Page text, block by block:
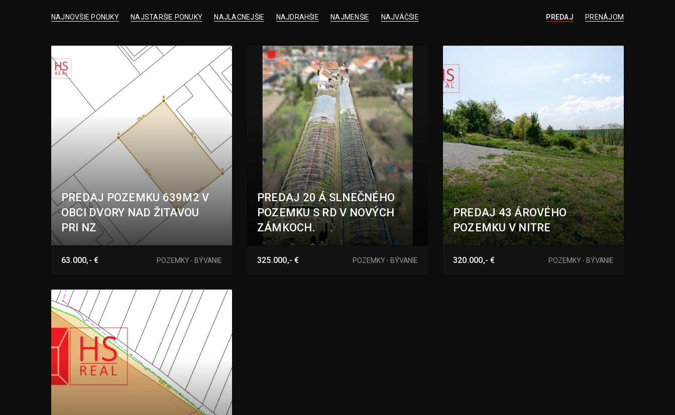
NAJNOVŠIE PONUKY NAJSTARŠIE PONUKY NAJLACNEJŠIE NAJDRAHŠIE NAJMENŠIE NAJVÄČŠIE PREDAJ PRENÁJOM
PREDAJ POZEMKU 639M2 V
OBCI DVORY NAD ŽITAVOU
PRI NZ
Dvory nad Žitavou
POZEMKY - BÝVANIE
63.000,- €
PREDAJ 20 Á SLNEČNÉHO
POZEMKU S RD V NOVÝCH
ZÁMKOCH.
Komjatická, Nové Zámky
POZEMKY - BÝVANIE
325.000,- €
PREDAJ 43 ÁROVÉHO
POZEMKU V NITRE
Nitra
POZEMKY - BÝVANIE
320.000,- €